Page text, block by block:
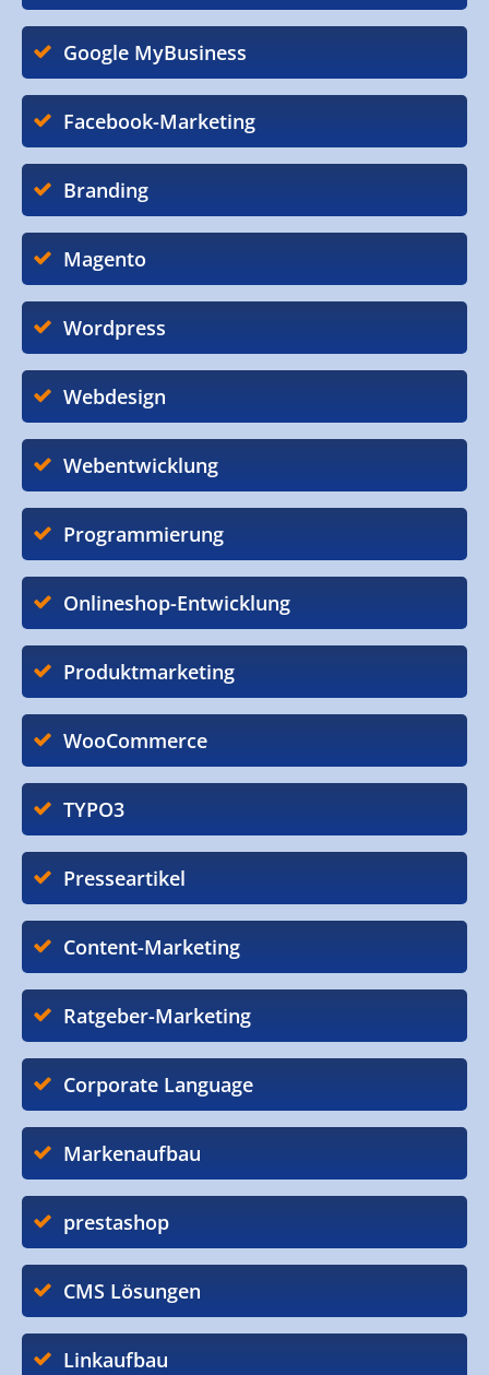
Google MyBusiness
Facebook-Marketing
Branding
Magento
Wordpress
Webdesign
Webentwicklung
Programmierung
Onlineshop-Entwicklung
Produktmarketing
WooCommerce
TYPO3
Presseartikel
Content-Marketing
Ratgeber-Marketing
Corporate Language
Markenaufbau
prestashop
CMS Lösungen
Linkaufbau